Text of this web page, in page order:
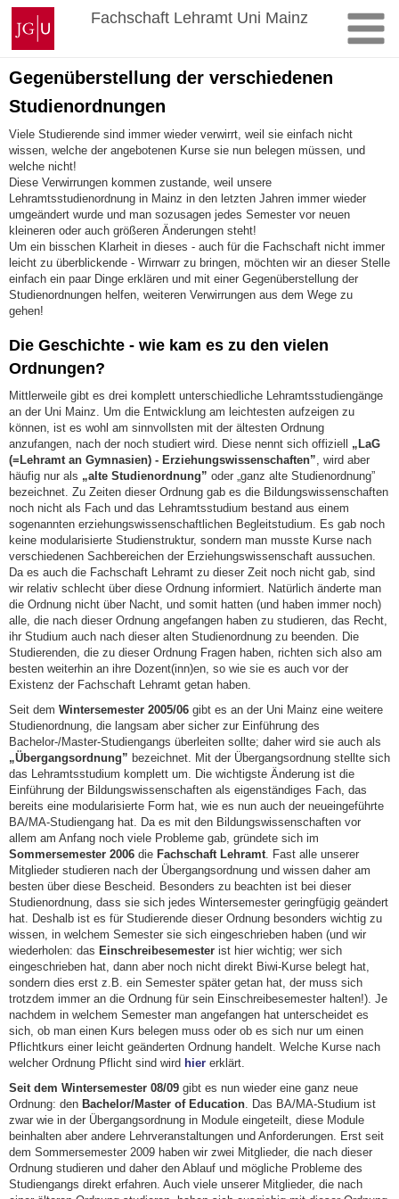
Zum
Inhalt
springen
Johannes
Gutenberg-
Universität
Mainz
Fachschaft Lehramt Uni Mainz
Gegenüberstellung der verschiedenen
Studienordnungen
Viele Studierende sind immer wieder verwirrt, weil sie einfach nicht
wissen, welche der angebotenen Kurse sie nun belegen müssen, und
welche nicht!
Diese Verwirrungen kommen zustande, weil unsere
Lehramtsstudienordnung in Mainz in den letzten Jahren immer wieder
umgeändert wurde und man sozusagen jedes Semester vor neuen
kleineren oder auch größeren Änderungen steht!
Um ein bisschen Klarheit in dieses - auch für die Fachschaft nicht immer
leicht zu überblickende - Wirrwarr zu bringen, möchten wir an dieser Stelle
einfach ein paar Dinge erklären und mit einer Gegenüberstellung der
Studienordnungen helfen, weiteren Verwirrungen aus dem Wege zu
gehen!
Die Geschichte - wie kam es zu den vielen
Ordnungen?
Mittlerweile gibt es drei komplett unterschiedliche Lehramtsstudiengänge
an der Uni Mainz. Um die Entwicklung am leichtesten aufzeigen zu
können, ist es wohl am sinnvollsten mit der ältesten Ordnung
anzufangen, nach der noch studiert wird. Diese nennt sich offiziell „LaG
(=Lehramt an Gymnasien) - Erziehungswissenschaften” , wird aber
häufig nur als „alte Studienordnung” oder „ganz alte Studienordnung”
bezeichnet. Zu Zeiten dieser Ordnung gab es die Bildungswissenschaften
noch nicht als Fach und das Lehramtsstudium bestand aus einem
sogenannten erziehungswissenschaftlichen Begleitstudium. Es gab noch
keine modularisierte Studienstruktur, sondern man musste Kurse nach
verschiedenen Sachbereichen der Erziehungswissenschaft aussuchen.
Da es auch die Fachschaft Lehramt zu dieser Zeit noch nicht gab, sind
wir relativ schlecht über diese Ordnung informiert. Natürlich änderte man
die Ordnung nicht über Nacht, und somit hatten (und haben immer noch)
alle, die nach dieser Ordnung angefangen haben zu studieren, das Recht,
ihr Studium auch nach dieser alten Studienordnung zu beenden. Die
Studierenden, die zu dieser Ordnung Fragen haben, richten sich also am
besten weiterhin an ihre Dozent(inn)en, so wie sie es auch vor der
Existenz der Fachschaft Lehramt getan haben.
Seit dem Wintersemester 2005/06 gibt es an der Uni Mainz eine weitere
Studienordnung, die langsam aber sicher zur Einführung des
Bachelor-/Master-Studiengangs überleiten sollte; daher wird sie auch als
„Übergangsordnung” bezeichnet. Mit der Übergangsordnung stellte sich
das Lehramtsstudium komplett um. Die wichtigste Änderung ist die
Einführung der Bildungswissenschaften als eigenständiges Fach, das
bereits eine modularisierte Form hat, wie es nun auch der neueingeführte
BA/MA-Studiengang hat. Da es mit den Bildungswissenschaften vor
allem am Anfang noch viele Probleme gab, gründete sich im
Sommersemester 2006 die Fachschaft Lehramt . Fast alle unserer
Mitglieder studieren nach der Übergangsordnung und wissen daher am
besten über diese Bescheid. Besonders zu beachten ist bei dieser
Studienordnung, dass sie sich jedes Wintersemester geringfügig geändert
hat. Deshalb ist es für Studierende dieser Ordnung besonders wichtig zu
wissen, in welchem Semester sie sich eingeschrieben haben (und wir
wiederholen: das Einschreibesemester ist hier wichtig; wer sich
eingeschrieben hat, dann aber noch nicht direkt Biwi-Kurse belegt hat,
sondern dies erst z.B. ein Semester später getan hat, der muss sich
trotzdem immer an die Ordnung für sein Einschreibesemester halten!). Je
nachdem in welchem Semester man angefangen hat unterscheidet es
sich, ob man einen Kurs belegen muss oder ob es sich nur um einen
Pflichtkurs einer leicht geänderten Ordnung handelt. Welche Kurse nach
welcher Ordnung Pflicht sind wird hier erklärt.
Seit dem Wintersemester 08/09 gibt es nun wieder eine ganz neue
Ordnung: den Bachelor/Master of Education . Das BA/MA-Studium ist
zwar wie in der Übergangsordnung in Module eingeteilt, diese Module
beinhalten aber andere Lehrveranstaltungen und Anforderungen. Erst seit
dem Sommersemester 2009 haben wir zwei Mitglieder, die nach dieser
Ordnung studieren und daher den Ablauf und mögliche Probleme des
Studiengangs direkt erfahren. Auch viele unserer Mitglieder, die nach